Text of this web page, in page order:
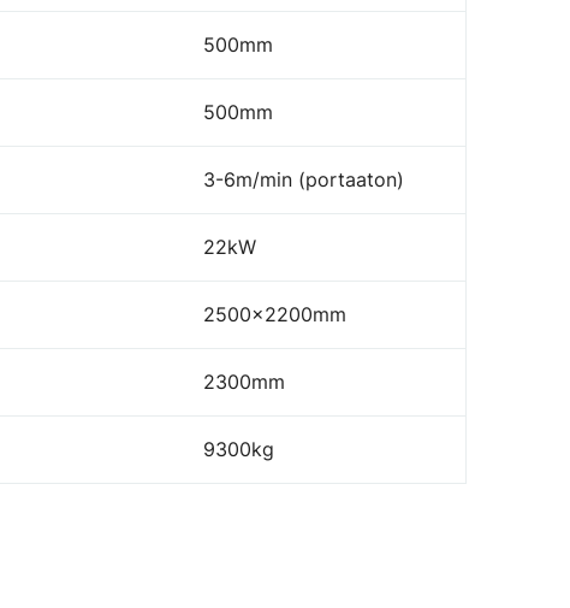
500mm
500mm
3-6m/min (portaaton)
22kW
2500x2200mm
2300mm
9300kg